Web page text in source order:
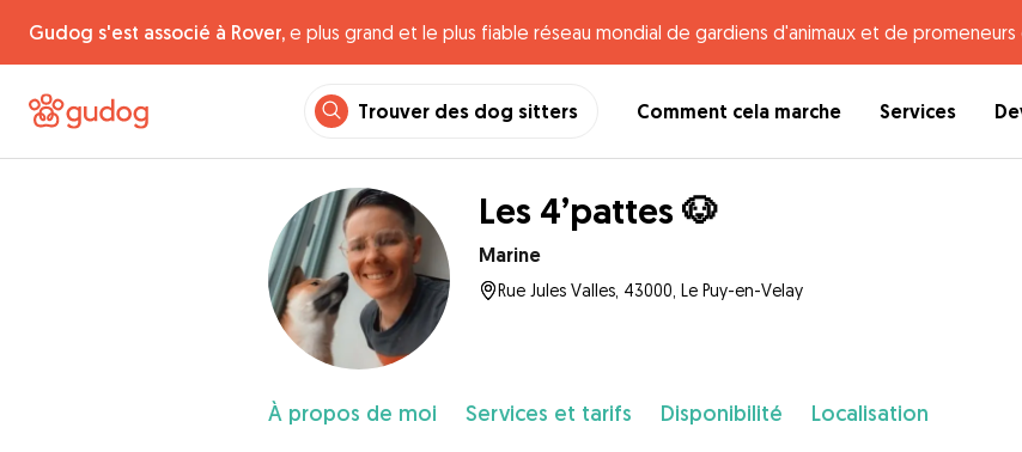
Gudog s'est associé à Rover, e plus grand et le plus fiable réseau mondial de gardiens d'animaux et de
Trouver des dog sitters Comment cela marche Services
Les 4’pattes 🐶
Marine
Rue Jules Valles, 43000, Le Puy-en-Velay
À propos de moi Services et tarifs Disponibilité Localisation